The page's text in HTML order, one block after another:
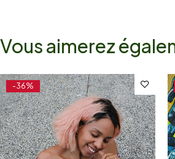
Vous aimerez
-36%